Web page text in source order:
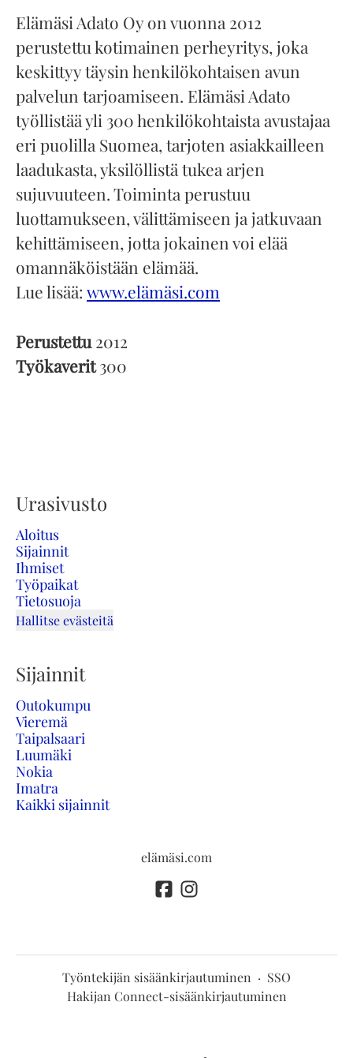
Elämäsi Adato Oy on vuonna 2012
perustettu kotimainen perheyritys, joka
keskittyy täysin henkilökohtaisen avun
palvelun tarjoamiseen. Elämäsi Adato
työllistää yli 300 henkilökohtaista avustajaa
eri puolilla Suomea, tarjoten asiakkailleen
laadukasta, yksilöllistä tukea arjen
sujuvuuteen. Toiminta perustuu
luottamukseen, välittämiseen ja jatkuvaan
kehittämiseen, jotta jokainen voi elää
omannäköistään elämää.
Lue lisää: www.elämäsi.com
Perustettu2012
Työkaverit300
Urasivusto
Aloitus
Sijainnit
Ihmiset
Työpaikat
Tietosuoja
Hallitse evästeitä
Sijainnit
Outokumpu
Vieremä
Taipalsaari
Luumäki
Nokia
Imatra
Kaikki sijainnit
elämäsi.com
Työntekijän sisäänkirjautuminen · SSO
Hakijan Connect-sisäänkirjautuminen